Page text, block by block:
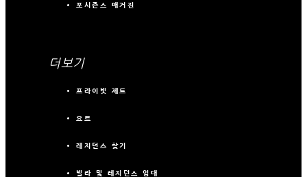
포시즌스 매거진
더보기
프라이빗 제트
요트
레지던스 찾기
빌라 및 레지던스 임대